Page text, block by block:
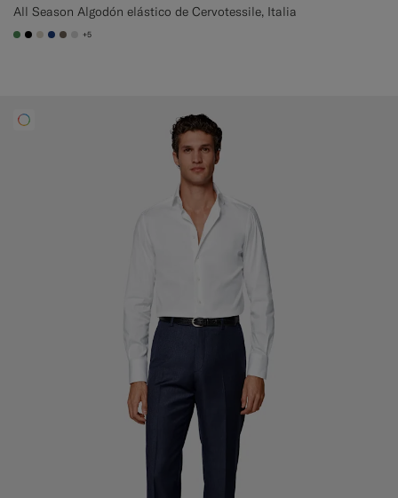
All Season Algodón elástico de Cervotessile, Italia
#4D8C57
#000000
#D7D1C3
#1C3D7A
#706559
#D9DADA
+5